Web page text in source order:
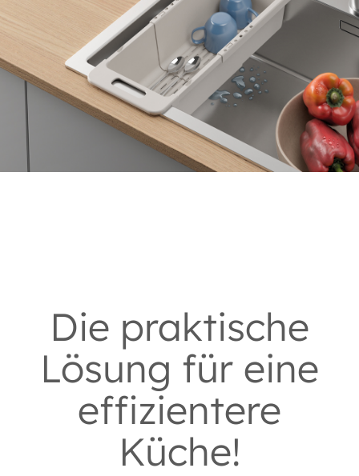
Die praktische
Lösung für eine
effizientere
Küche!